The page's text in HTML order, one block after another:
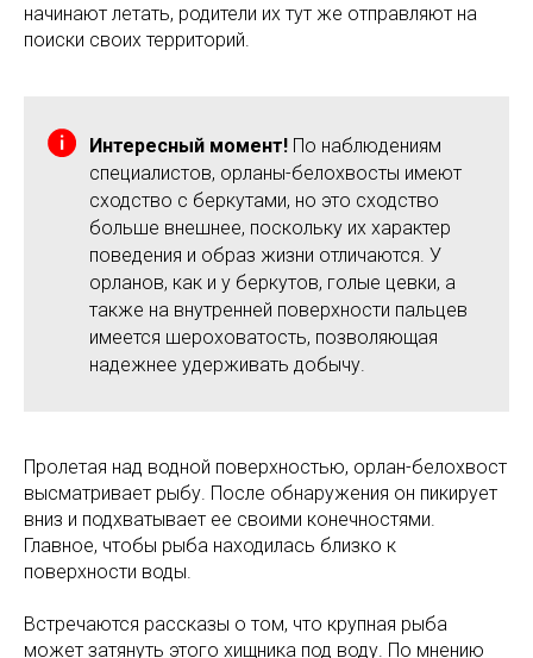
начинают летать, родители их тут же отправляют на
поиски своих территорий.
Интересный момент! По наблюдениям
специалистов, орланы-белохвосты имеют
сходство с беркутами, но это сходство
больше внешнее, поскольку их характер
поведения и образ жизни отличаются. У
орланов, как и у беркутов, голые цевки, а
также на внутренней поверхности пальцев
имеется шероховатость, позволяющая
надежнее удерживать добычу.
Пролетая над водной поверхностью, орлан-белохвост
высматривает рыбу. После обнаружения он пикирует
вниз и подхватывает ее своими конечностями.
Главное, чтобы рыба находилась близко к
поверхности воды.
Встречаются рассказы о том, что крупная рыба
может затянуть этого хищника под воду. По мнению